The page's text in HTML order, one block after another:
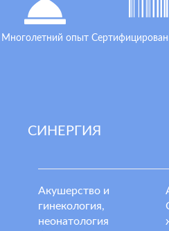
Многолетний опыт
СИНЕРГИЯ
Акушерство и
гинекология,
неонатология